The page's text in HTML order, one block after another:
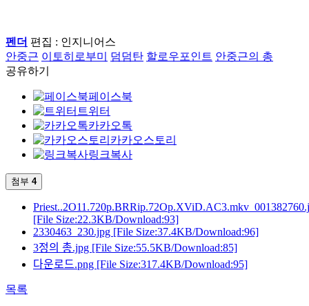
펜더 편집 : 인지니어스
안중근 이토히로부미 덤덤탄 할로우포인트 안중근의 총
공유하기
페이스북
트위터
카카오톡
카카오스토리
링크복사
첨부 4
[File Size:22.3KB/Download:93]
2330463_230.jpg [File Size:37.4KB/Download:96]
3정의 총.jpg [File Size:55.5KB/Download:85]
다운로드.png [File Size:317.4KB/Download:95]
목록